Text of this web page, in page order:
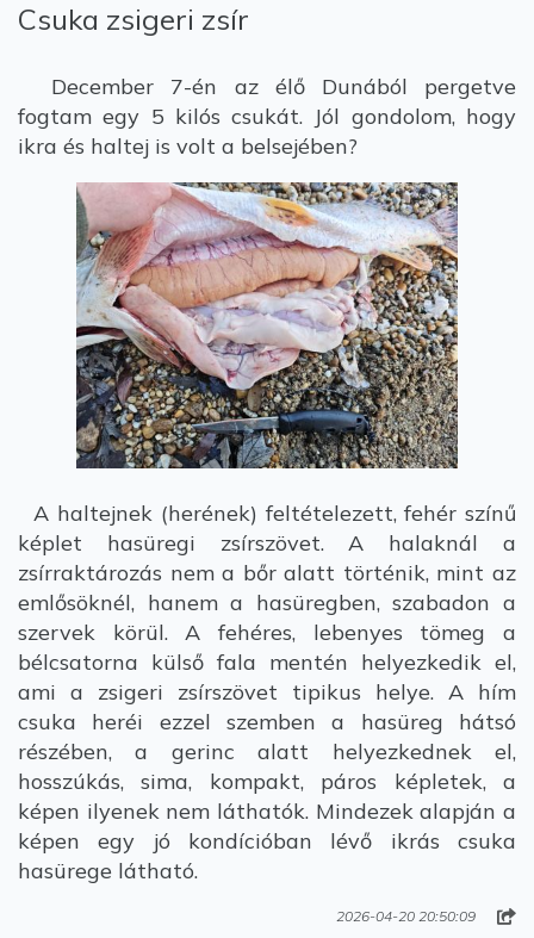
Csuka zsigeri zsír
December 7-én az élő Dunából pergetve
fogtam egy 5 kilós csukát. Jól gondolom, hogy
ikra és haltej is volt a belsejében?
A haltejnek (herének) feltételezett, fehér színű
képlet hasüregi zsírszövet. A halaknál a
zsírraktározás nem a bőr alatt történik, mint az
emlősöknél, hanem a hasüregben, szabadon a
szervek körül. A fehéres, lebenyes tömeg a
bélcsatorna külső fala mentén helyezkedik el,
ami a zsigeri zsírszövet tipikus helye. A hím
csuka heréi ezzel szemben a hasüreg hátsó
részében, a gerinc alatt helyezkednek el,
hosszúkás, sima, kompakt, páros képletek, a
képen ilyenek nem láthatók. Mindezek alapján a
képen egy jó kondícióban lévő ikrás csuka
hasürege látható.
2026-04-20 20:50:09